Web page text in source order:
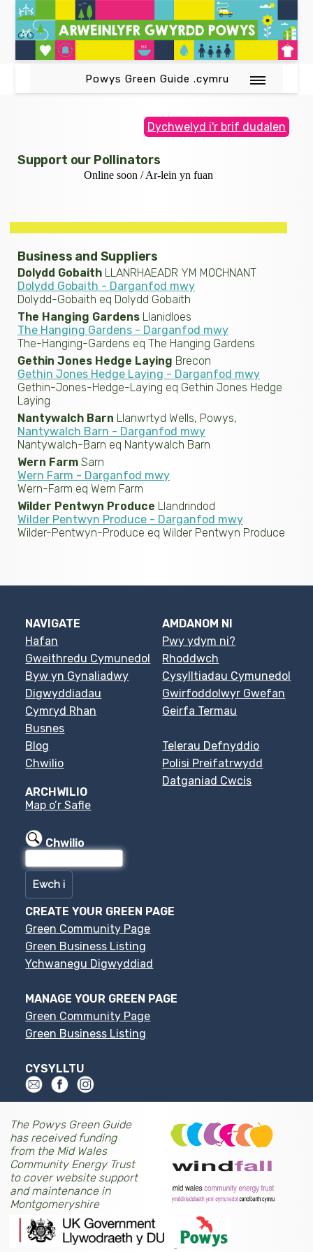
Powys Green Guide .cymru
Dychwelyd i'r brif dudalen
Support our Pollinators
Online soon / Ar-lein yn fuan
Business and Suppliers
Dolydd Gobaith LLANRHAEADR YM MOCHNANT
Dolydd Gobaith - Darganfod mwy
Dolydd-Gobaith eq Dolydd Gobaith
The Hanging Gardens Llanidloes
The Hanging Gardens - Darganfod mwy
The-Hanging-Gardens eq The Hanging Gardens
Gethin Jones Hedge Laying Brecon
Gethin Jones Hedge Laying - Darganfod mwy
Gethin-Jones-Hedge-Laying eq Gethin Jones Hedge
Laying
Nantywalch Barn Llanwrtyd Wells, Powys,
Nantywalch Barn - Darganfod mwy
Nantywalch-Barn eq Nantywalch Barn
Wern Farm Sarn
Wern Farm - Darganfod mwy
Wern-Farm eq Wern Farm
Wilder Pentwyn Produce Llandrindod
Wilder Pentwyn Produce - Darganfod mwy
Wilder-Pentwyn-Produce eq Wilder Pentwyn Produce
NAVIGATE
Hafan
Gweithredu Cymunedol
Byw yn Gynaliadwy
Digwyddiadau
Cymryd Rhan
Busnes
Blog
Chwilio
ARCHWILIO
Map o’r Safle
Chwilio
AMDANOM NI
Pwy ydym ni?
Rhoddwch
Cysylltiadau Cymunedol
Gwirfoddolwyr Gwefan
Geirfa Termau
Telerau Defnyddio
Polisi Preifatrwydd
Datganiad Cwcis
CREATE YOUR GREEN PAGE
Green Community Page
Green Business Listing
Ychwanegu Digwyddiad
MANAGE YOUR GREEN PAGE
Green Community Page
Green Business Listing
CYSYLLTU
The Powys Green Guide
has received funding
from the Mid Wales
Community Energy Trust
to cover website support
and maintenance in
Montgomeryshire